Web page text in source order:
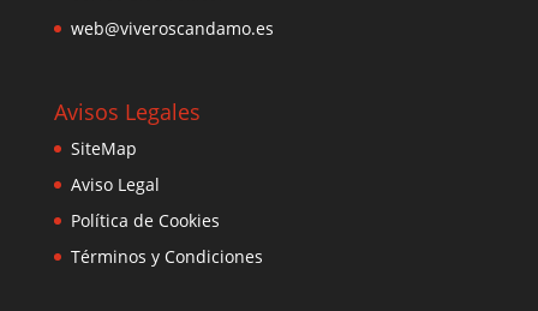
web@viveroscandamo.es
Avisos Legales
SiteMap
Aviso Legal
Política de Cookies
Términos y Condiciones